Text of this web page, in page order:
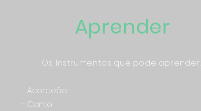
Aprender
Os Instrumentos que pode aprender:
- Acordeão
- Canto